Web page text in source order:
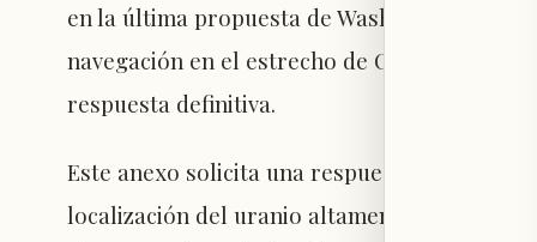
en la última propuesta de Washington para
navegación en el estrecho de Ormuz,
respuesta definitiva.
Este anexo solicita una respuesta rápida y
localización del uranio altamente